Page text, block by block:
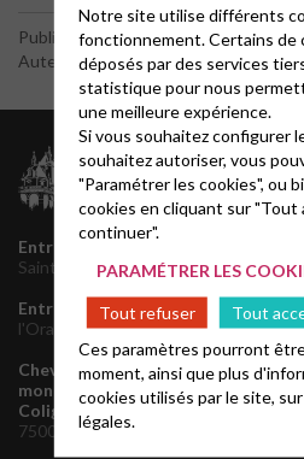
Publié le 29 mai 2026
Auteur : ROBERT PHILIPOUSSI
Entrée principale
Saint Honoré, 75001 Paris
Entrée de service1 rue de
l'Oratoire, 75001 Paris
Chevet de l'Oratoire et
monument de l'Amiral de
Coligny
160 rue de Rivoli,
75001 Paris
Notre site utilise différents
fonctionnement. Certains de
déposés par des services
statistique pour nous
une meilleure expérience.
Si vous souhaitez configurer
souhaitez autoriser, vous
"Paramétrer les cookies", ou
cookies en cliquant sur "Tout
continuer".
PARAMÉTRER LES
Tout refuser
Tout
Ces paramètres pourront
moment, ainsi que plus
cookies utilisés par le site,
légales.